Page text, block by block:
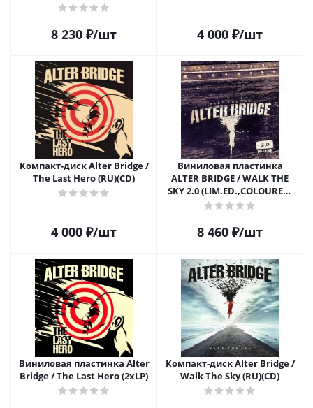
8 230 ₽/шт 4 000 ₽/шт
Компакт-диск Alter Bridge /
The Last Hero (RU)(CD)
4 000 ₽/шт
Виниловая пластинка
ALTER BRIDGE / WALK THE
SKY 2.0 (LIM.ED.,COLOURED)
(LP)
8 460 ₽/шт
Виниловая пластинка Alter
Bridge / The Last Hero (2xLP)
Компакт-диск Alter Bridge /
Walk The Sky (RU)(CD)